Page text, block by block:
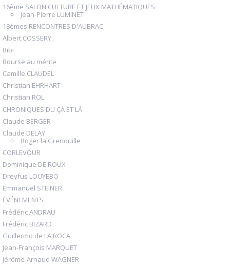
16ème SALON CULTURE ET JEUX MATHÉMATIQUES
Jean-Pierre LUMINET
18èmes RENCONTRES D'AUBRAC
Albert COSSERY
Bibi
Bourse au mérite
Camille CLAUDEL
Christian EHRHART
Christian ROL
CHRONIQUES DU ÇÀ ET LÀ
Claude BERGER
Claude DELAY
Roger la Grenouille
CORLEVOUR
Dominique DE ROUX
Dreyfus LOUYEBO
Emmanuel STEINER
ÉVÉNEMENTS
Frédéric ANDRAU
Frédéric BIZARD
Guillermo de LA ROCA
Jean-François MARQUET
Jérôme-Arnaud WAGNER